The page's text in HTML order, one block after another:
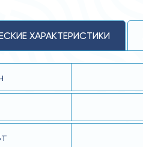
ХАРАКТЕРИСТИКИ